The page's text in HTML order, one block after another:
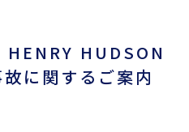
HENRY HUDSON
に関するご案内